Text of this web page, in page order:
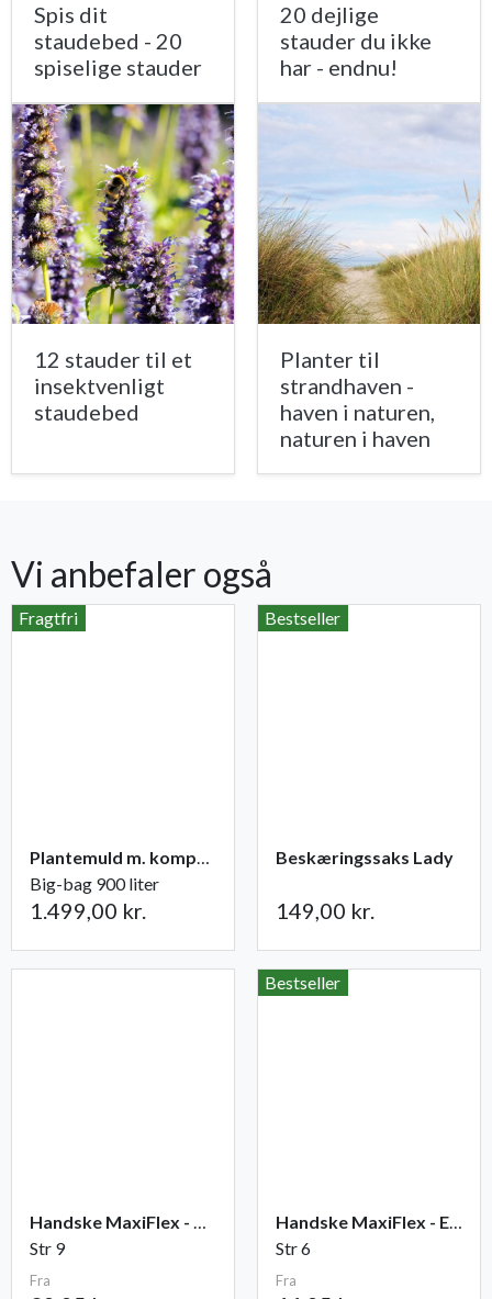
Spis dit
staudebed - 20
spiselige stauder
20 dejlige
stauder du ikke
har - endnu!
12 stauder til et
insektvenligt
staudebed
Planter til
strandhaven -
haven i naturen,
naturen i haven
Vi anbefaler også
Fragtfri
Plantemuld m. kompost fra Champost
Big-bag 900 liter
1.499,00 kr.
Bestseller
Beskæringssaks Lady
149,00 kr.
Handske MaxiFlex - Ultimate
Str 9
Fra
Bestseller
Handske MaxiFlex - Endurance
Str 6
Fra